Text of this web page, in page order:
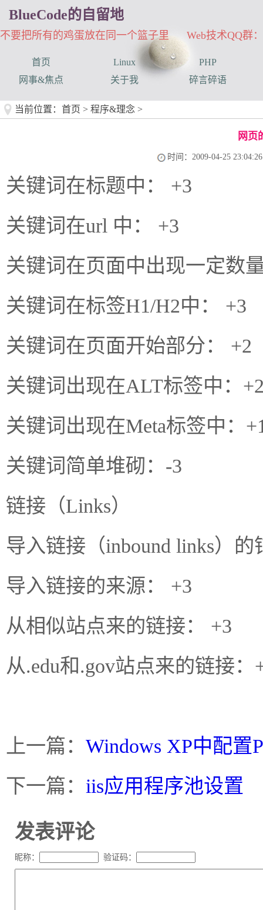
BlueCode的自留地
不要把所有的鸡蛋放在同一个篮子里 Web技术QQ群：
首页 Linux
PHP
网事&焦点
关于我 碎言碎语
当前位置： 首页 > 程序&理念 >
网页
时间：2009-04-25 23:04:26
关键词在标题中： +3
关键词在url 中： +3
关键词在页面中出现一定数
关键词在标签H1/H2中： +3
关键词在页面开始部分： +2
关键词出现在ALT标签中：
关键词出现在Meta标签中：
关键词简单堆砌：-3
链接（Links）
导入链接（inbound links）的
导入链接的来源： +3
从相似站点来的链接： +3
从.edu和.gov站点来的链接：
上一篇： Windows XP中配置
下一篇： iis应用程序池设置
发表评论
昵称： 验证码：